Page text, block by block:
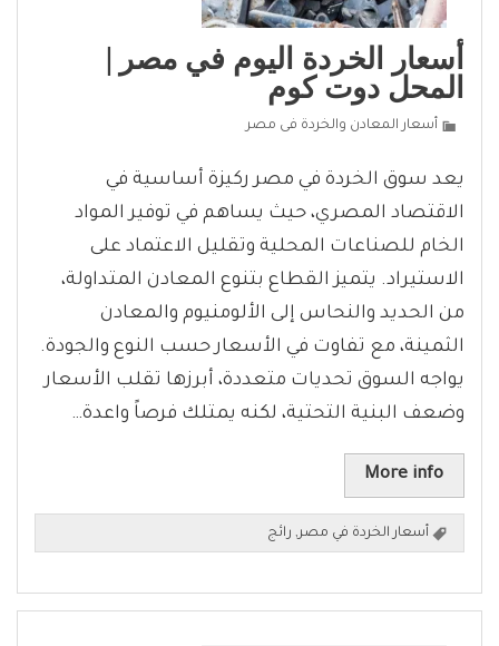
أسعار الخردة اليوم في مصر |
المحل دوت كوم
أسعار المعادن والخردة فى مصر
يعد سوق الخردة في مصر ركيزة أساسية في
الاقتصاد المصري، حيث يساهم في توفير المواد
الخام للصناعات المحلية وتقليل الاعتماد على
الاستيراد. يتميز القطاع بتنوع المعادن المتداولة،
من الحديد والنحاس إلى الألومنيوم والمعادن
الثمينة، مع تفاوت في الأسعار حسب النوع والجودة.
يواجه السوق تحديات متعددة، أبرزها تقلب الأسعار
وضعف البنية التحتية، لكنه يمتلك فرصاً واعدة…
More info
أسعار الخردة في مصر , رائج